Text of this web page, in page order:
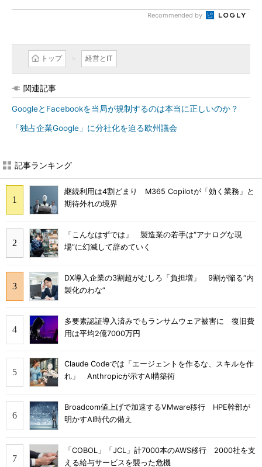
Recommended by
トップ 経営とIT
関連記事
GoogleとFacebookを当局が規制するのは本当に正しいのか？
「独占企業Google」に分社化を迫る欧州議会
記事ランキング
継続利用は4割どまり M365 Copilotが「効く業務」と
期待外れの境界
「こんなはずでは」 製造業の若手は“アナログな現
場”に幻滅して辞めていく
DX導入企業の3割超がむしろ「負担増」 9割が陥る“内
製化のわな”
多要素認証導入済みでもランサムウェア被害に 復旧費
用は平均2億7000万円
Claude Codeでは「エージェントを作るな、スキルを作
れ」 Anthropicが示すAI構築術
Broadcom値上げで加速するVMware移行 HPE幹部が
明かすAI時代の備え
「COBOL」「JCL」計7000本のAWS移行 2000社を支
える給与サービスを襲った危機